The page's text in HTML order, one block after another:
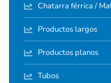
Chatarra férrica /
Productos largos
Productos planos
Tubos